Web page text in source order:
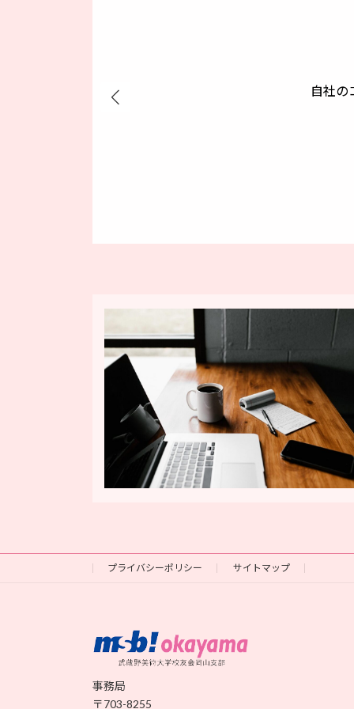
自社の
自社の
プライバシーポリシー サイトマップ
事務局
〒703-8255